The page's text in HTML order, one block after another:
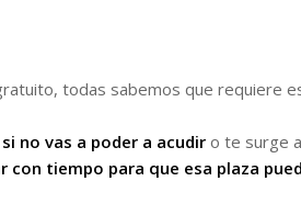
todas sabemos que requiere
si no vas a poder a acudir o te surge
con tiempo para que esa plaza